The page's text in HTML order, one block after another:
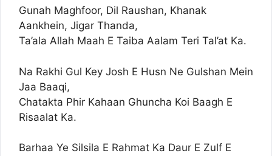
Gunah Maghfoor, Dil Raushan, Khanak
Aankhein, Jigar Thanda,
Ta’ala Allah Maah E Taiba Aalam Teri Tal’at Ka.
Na Rakhi Gul Key Josh E Husn Ne Gulshan Mein
Jaa Baaqi,
Chatakta Phir Kahaan Ghuncha Koi Baagh E
Risaalat Ka.
Barhaa Ye Silsila E Rahmat Ka Daur E Zulf E